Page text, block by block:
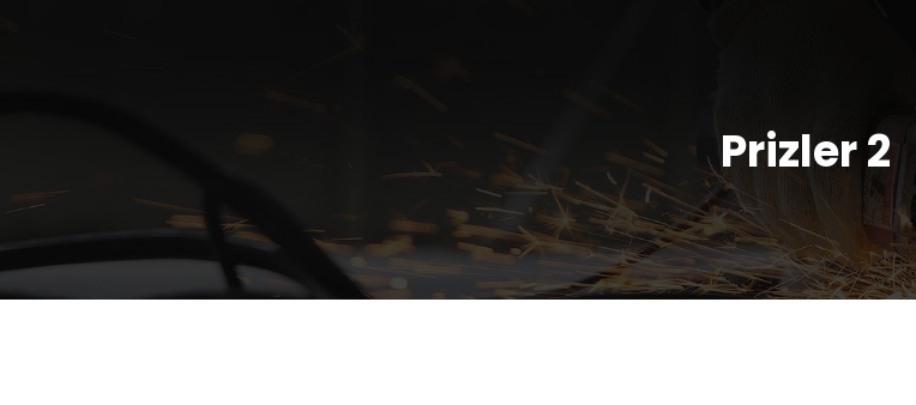
Prizler 2